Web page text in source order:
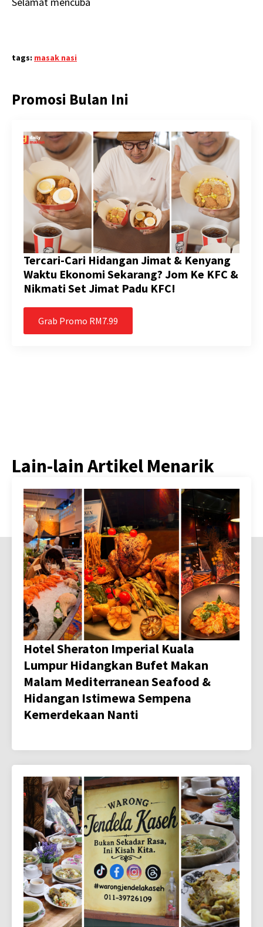
tags: masak nasi
Promosi Bulan Ini
Tercari-Cari Hidangan Jimat & Kenyang
Waktu Ekonomi Sekarang? Jom Ke KFC &
Nikmati Set Jimat Padu KFC!
Grab Promo RM7.99
Lain-lain Artikel Menarik
Hotel Sheraton Imperial Kuala
Lumpur Hidangkan Bufet Makan
Malam Mediterranean Seafood &
Hidangan Istimewa Sempena
Kemerdekaan Nanti